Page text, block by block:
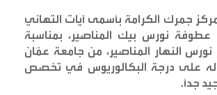
جمرك الكرامة بأسمى آيات التهاني
عطوفة نورس بيك المناصير، بمناسبة
نورس النهار المناصير، من جامعة عمّان
على درجة البكالوريوس في تخصص
جدًا.